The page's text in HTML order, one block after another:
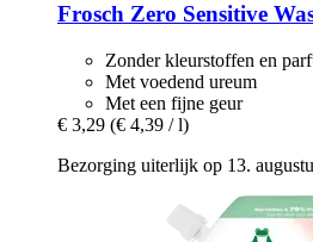
Frosch Zero Sensitive
Zonder kleurstoffen en
Met voedend ureum
Met een fijne geur
€ 3,29 (€ 4,39 / l)
Bezorging uiterlijk op 13.